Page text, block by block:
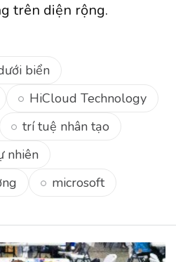
trên diện rộng.
biển
HiCloud Technology
trí tuệ nhân tạo
nhiên
microsoft